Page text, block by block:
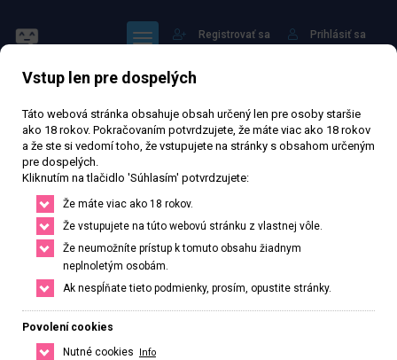
Prihlásiť sa
Registrovať sa
sof-ya
Verejný profil
Vstup len pre dospelých
Táto webová stránka obsahuje obsah určený len pre osoby staršie
ako 18 rokov. Pokračovaním potvrdzujete, že máte viac ako 18 rokov
a že ste si vedomí toho, že vstupujete na stránky s obsahom určeným
pre dospelých.
Kliknutím na tlačidlo 'Súhlasím' potvrdzujete:
Že máte viac ako 18 rokov.
Že vstupujete na túto webovú stránku z vlastnej vôle.
Že neumožníte prístup k tomuto obsahu žiadnym
neplnoletým osobám.
Ak nespĺňate tieto podmienky, prosím, opustite stránky.
Povolení cookies
Nutné cookies
Info